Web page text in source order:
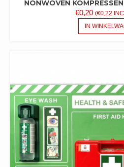
NONWOVEN
€0,20 (€0,22
IN